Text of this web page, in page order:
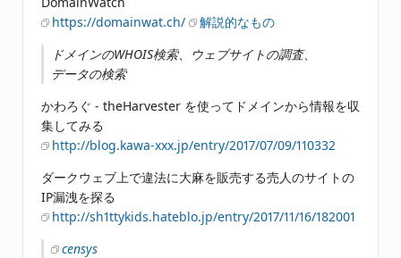
https://domainwat.ch/
解説的なもの
ドメインのWHOIS検索、ウェブサイトの調査、
データの検索
かわろぐ - theHarvester を使ってドメインから情報を収
集してみる
http://blog.kawa-xxx.jp/entry/2017/07/09/110332
ダークウェブ上で違法に大麻を販売する売人のサイトの
IP漏洩を探る
http://sh1ttykids.hateblo.jp/entry/2017/11/16/182001
censys